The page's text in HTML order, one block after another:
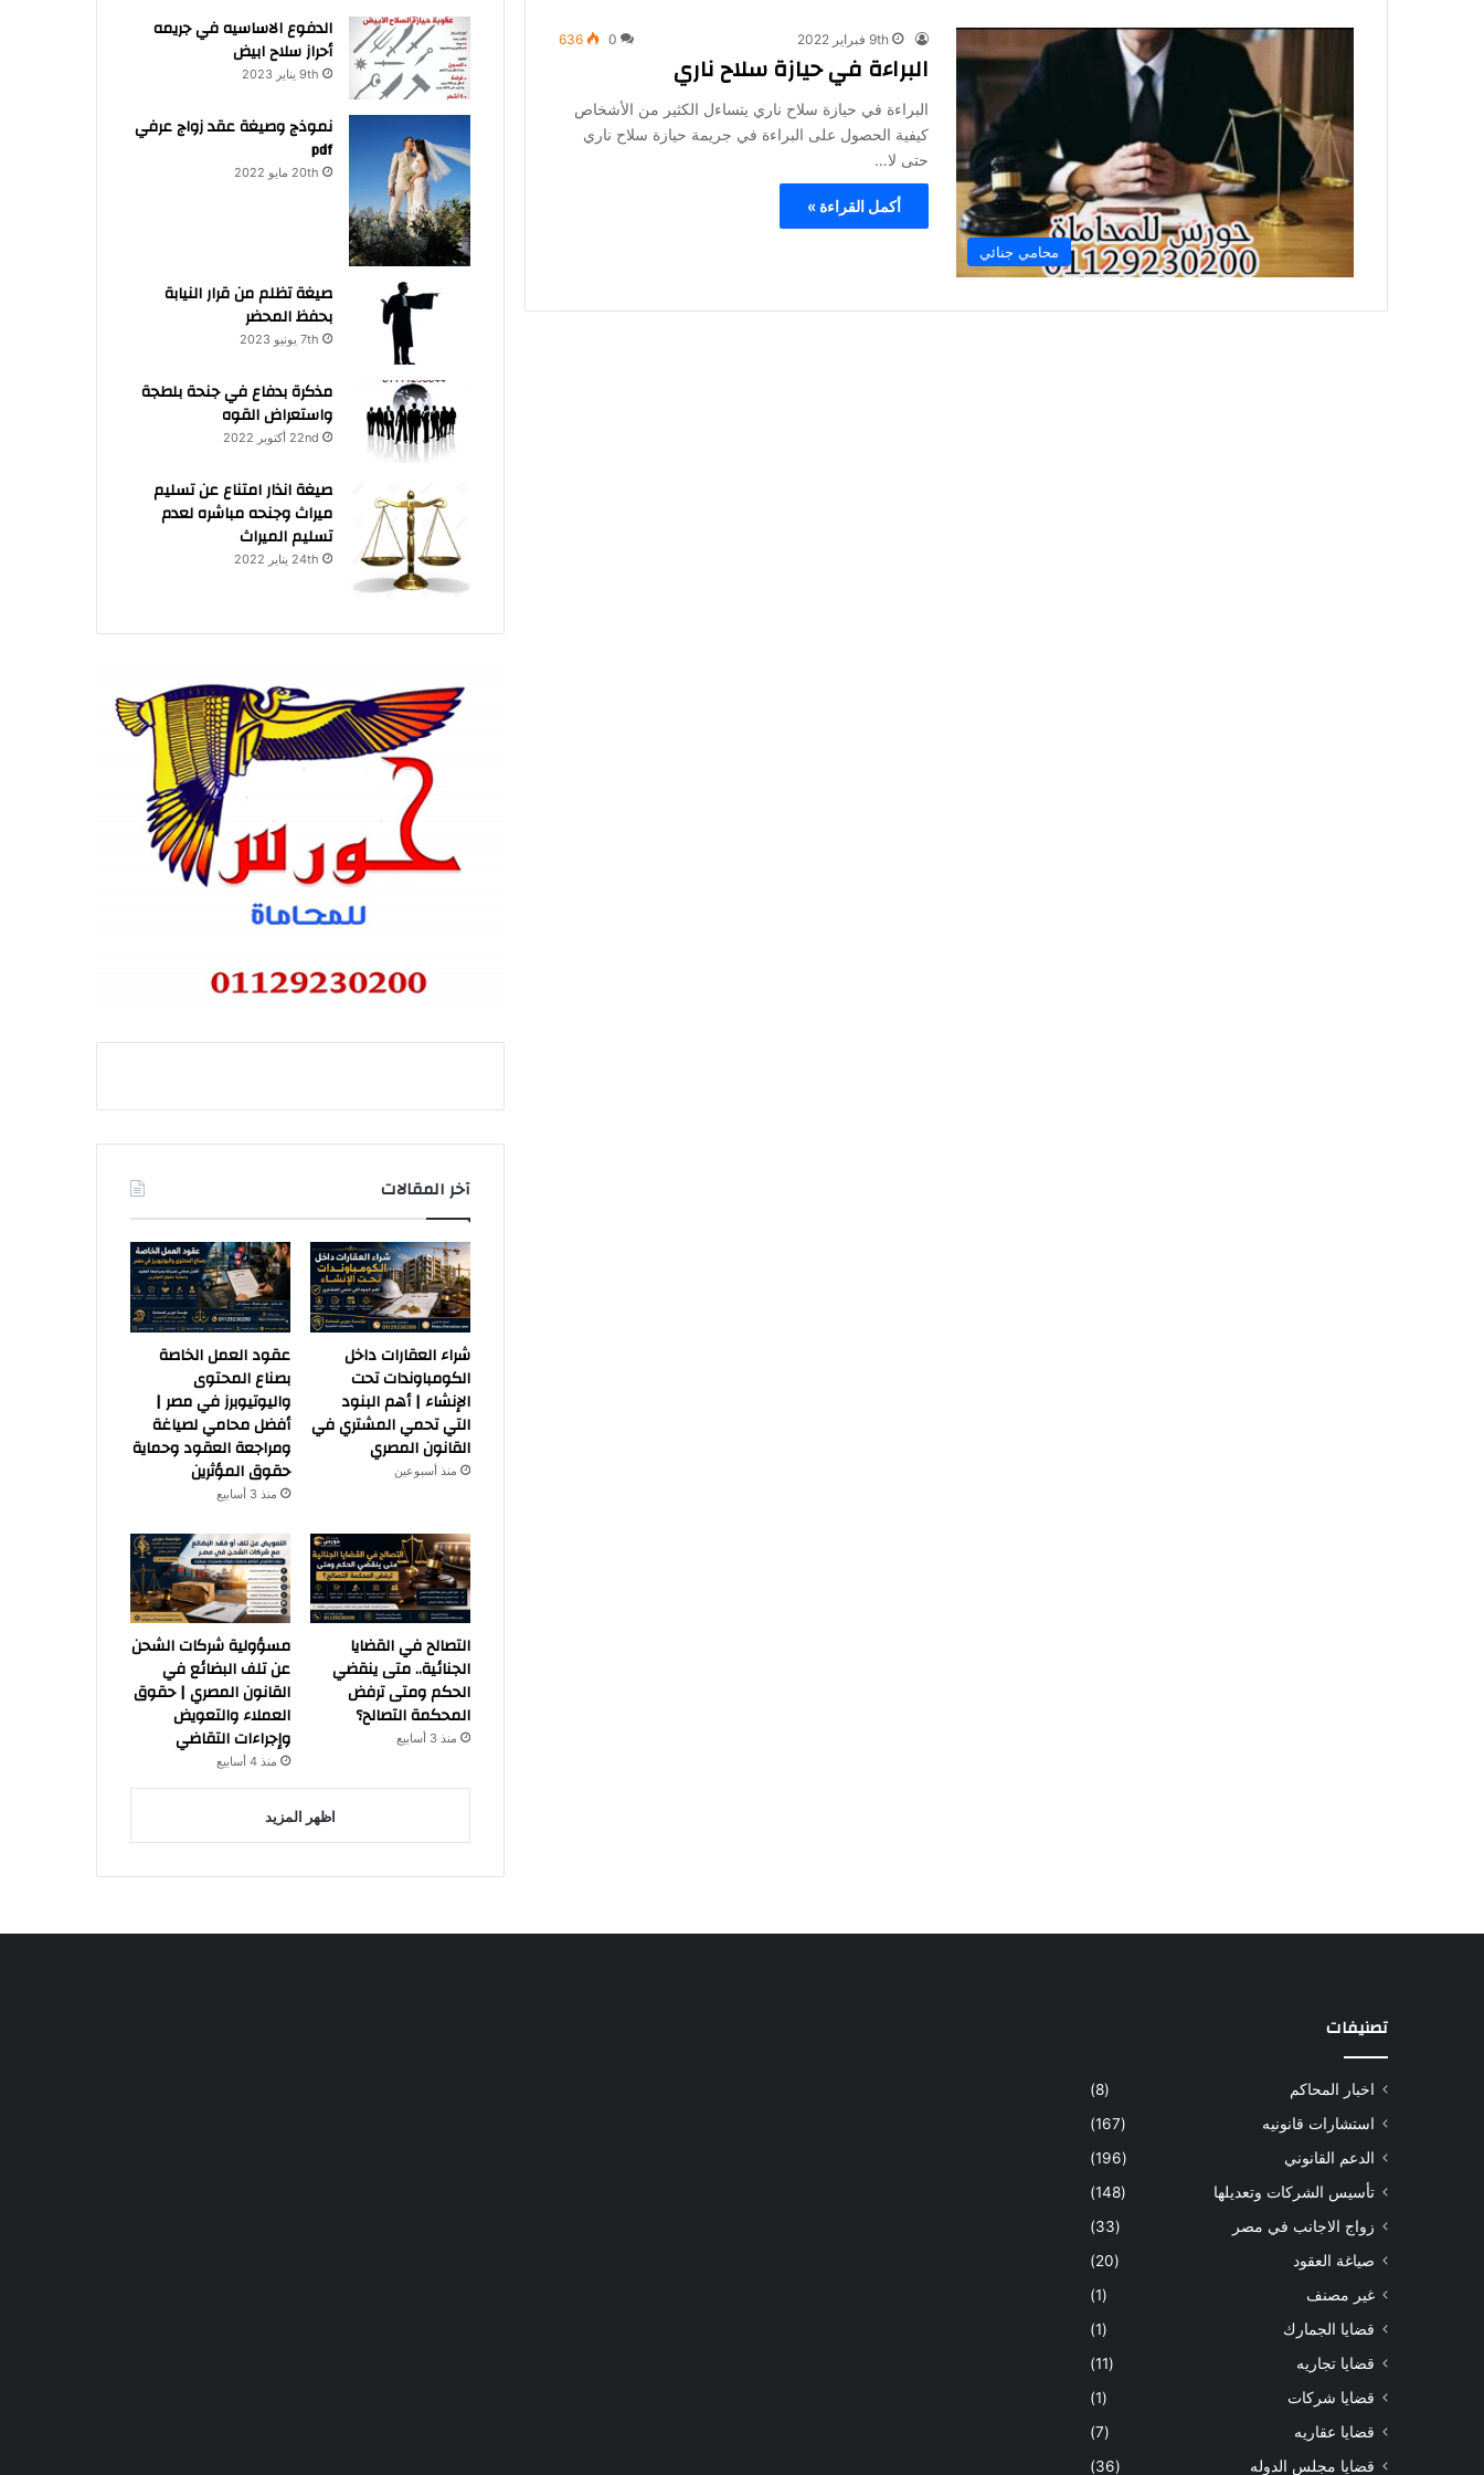
محامي جنائي
9th فبراير 2022 0
636
البراءة في حيازة سلاح ناري
البراءة في حيازة سلاح ناري يتساءل الكثير من الأشخاص
كيفية الحصول على البراءة في جريمة حيازة سلاح ناري
حتى لا…
أكمل القراءة »
الدفوع الاساسيه في جريمه
أحراز سلاح ابيض
9th يناير 2023
نموذج وصيغة عقد زواج عرفي
pdf
20th مايو 2022
صيغة تظلم من قرار النيابة
بحفظ المحضر
7th يونيو 2023
مذكرة بدفاع في جنحة بلطجة
واستعراض القوه
22nd أكتوبر 2022
صيغة انذار امتناع عن تسليم
ميراث وجنحه مباشره لعدم
تسليم الميراث
24th يناير 2022
آخر المقالات
شراء العقارات داخل
الكومباوندات تحت
الإنشاء | أهم البنود
التي تحمي المشتري في
القانون المصري
منذ أسبوعين
عقود العمل الخاصة
بصناع المحتوى
واليوتيوبرز في مصر |
أفضل محامي لصياغة
ومراجعة العقود وحماية
حقوق المؤثرين
منذ 3 أسابيع
التصالح في القضايا
الجنائية.. متى ينقضي
الحكم ومتى ترفض
المحكمة التصالح؟
منذ 3 أسابيع
مسؤولية شركات الشحن
عن تلف البضائع في
القانون المصري | حقوق
العملاء والتعويض
وإجراءات التقاضي
منذ 4 أسابيع
اظهر المزيد
تصنيفات
اخبار المحاكم
(8)
استشارات قانونيه
(167)
الدعم القانوني
(196)
تأسيس الشركات وتعديلها
(148)
زواج الاجانب في مصر
(33)
صياغة العقود
(20)
غير مصنف
(1)
قضايا الجمارك
(1)
قضايا تجاريه
(11)
قضايا شركات
(1)
قضايا عقاريه
(7)
قضايا مجلس الدوله
(36)